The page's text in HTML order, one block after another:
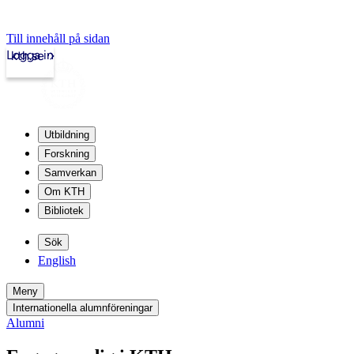
Till innehåll på sidan
kth.se
Logga in
Utbildning
Forskning
Samverkan
Om KTH
Bibliotek
Sök
English
Meny
Internationella alumnföreningar
Alumni